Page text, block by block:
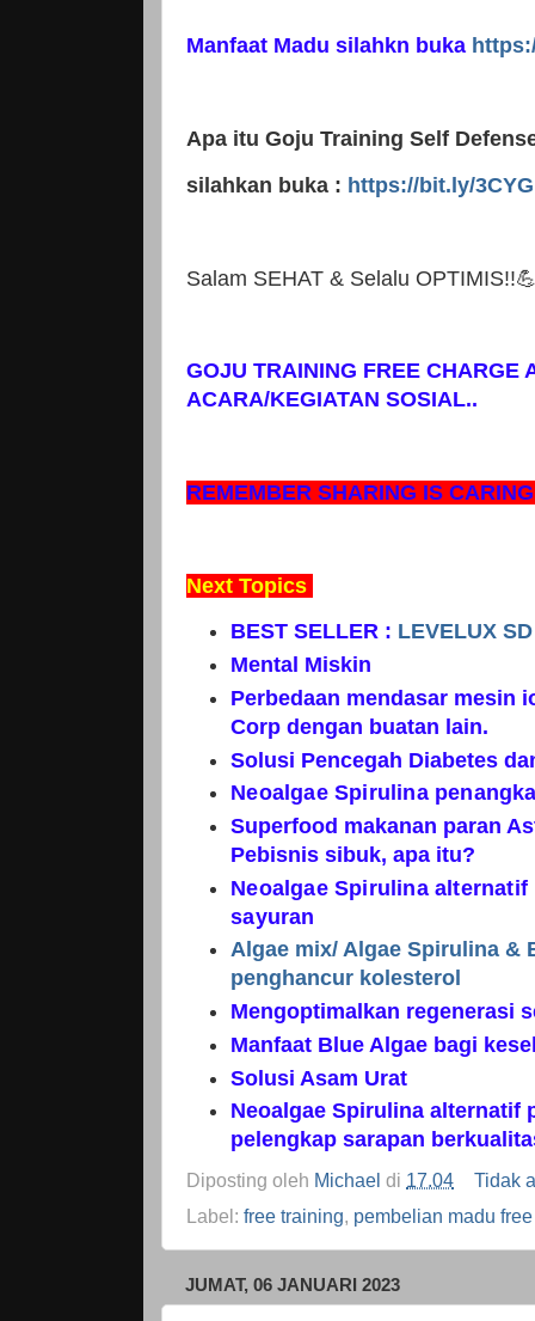
Manfaat Madu silahkn buka
Apa itu Goju Training Self
silahkan buka : https://bit.ly/
Salam SEHAT & Selalu
GOJU TRAINING FREE CHARGE
ACARA/KEGIATAN SOSIAL..
REMEMBER SHARING IS
Next Topics
BEST SELLER : LEVELUX
Mental Miskin
Perbedaan mendasar mesin
Corp dengan buatan lain.
Solusi Pencegah Diabetes
Neoalgae Spirulina
Superfood makanan paran
Pebisnis sibuk, apa itu?
Neoalgae Spirulina
sayuran
Algae mix/ Algae Spirulina &
penghancur kolesterol
Mengoptimalkan regenerasi
Manfaat Blue Algae bagi
Solusi Asam Urat
Neoalgae Spirulina alternatif
pelengkap sarapan
Diposting oleh Michael di 17.04
Tidak
Label: free training, pembelian madu
JUMAT, 06 JANUARI 2023